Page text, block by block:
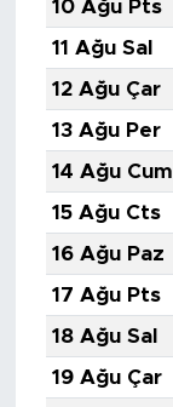
10 Ağu Pts
11 Ağu Sal
12 Ağu Çar
13 Ağu Per
14 Ağu Cum
15 Ağu Cts
16 Ağu Paz
17 Ağu Pts
18 Ağu Sal
19 Ağu Çar